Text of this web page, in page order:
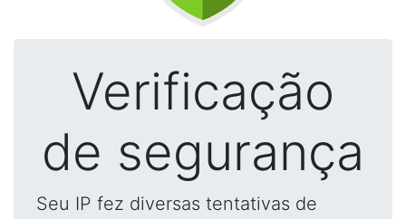
Verificação
de segurança
Seu IP fez diversas tentativas de